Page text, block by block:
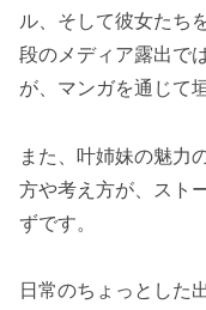
ル、そして彼女たち
段のメディア露出で
が、マンガを通じて
また、叶姉妹の魅力
方や考え方が、スト
ずです。
日常のちょっとした